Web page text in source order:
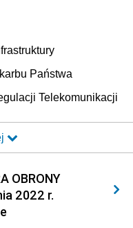
Państwa
Telekomunikacji
i Budownictwa
Wewnętrznych i
OBRONY
2022 r.